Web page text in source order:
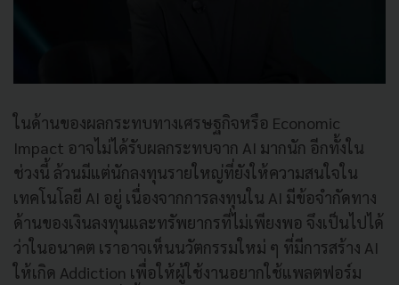
ในด้านของผลกระทบทางเศรษฐกิจหรือ Economic
Impact อาจไม่ได้รับผลกระทบจาก AI มากนัก อีกทั้งใน
ช่วงนี้ ล้วนมีแต่นักลงทุนรายใหญ่ที่ยังให้ความสนใจใน
เทคโนโลยี AI อยู่ เนื่องจากการลงทุนใน AI มีข้อจำกัดทาง
ด้านของเงินลงทุนและทรัพยากรที่ไม่เพียงพอ จึงเป็นไปได้
ว่าในอนาคต เราอาจเห็นนวัตกรรมใหม่ ๆ ที่มีการสร้าง AI
ให้เกิด Addiction เพื่อให้ผู้ใช้งานอยากใช้แพลตฟอร์ม